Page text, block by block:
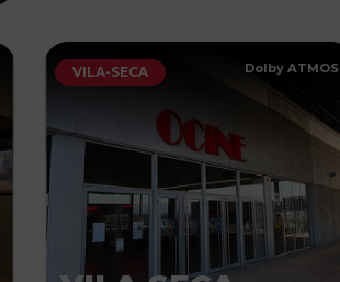
VILA-SECA Dolby ATMOS